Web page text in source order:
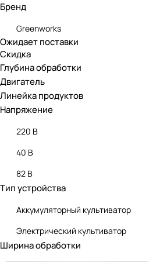
Бренд
Greenworks
Ожидает поставки
Скидка
Глубина обработки
Двигатель
Линейка продуктов
Напряжение
220 В
40 В
82 В
Тип устройства
Аккумуляторный культиватор
Электрический культиватор
Ширина обработки